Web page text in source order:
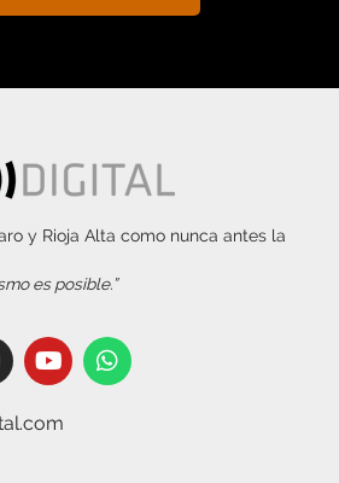
y Rioja Alta como nunca antes la
es posible.”